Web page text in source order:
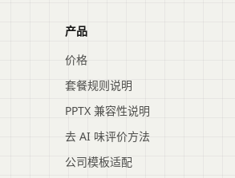
产品
价格
套餐规则说明
PPTX 兼容性说明
去 AI 味评价方法
公司模板适配